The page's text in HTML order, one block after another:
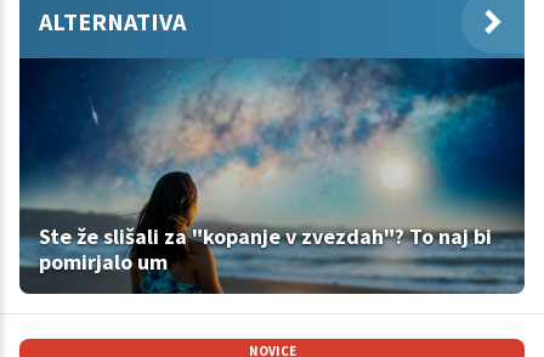
ALTERNATIVA
Ste že slišali za "kopanje v zvezdah"? To naj bi
pomirjalo um
NOVICE